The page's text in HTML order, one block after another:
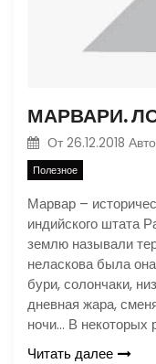
МАРВАРИ.
От 26.12.2018
Полезное
Марвар –
индийского штата
землю называли
неласкова была
бури, солончаки,
дневная жара,
ночи… В некоторых
Читать далее